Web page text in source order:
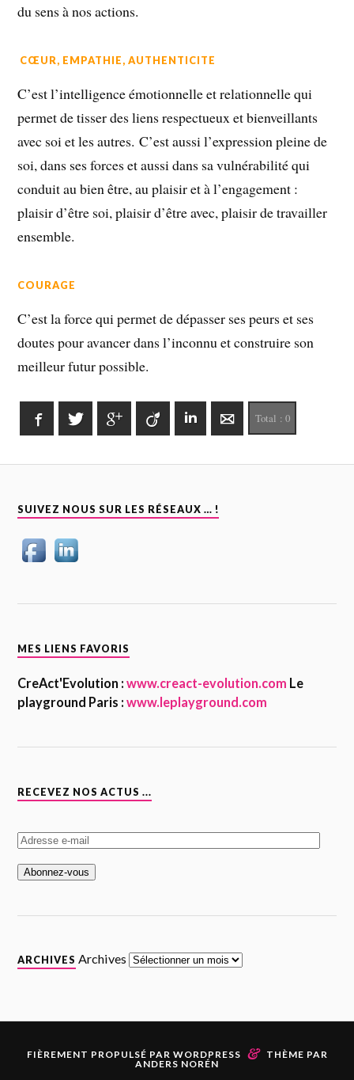
du sens à nos actions.
CŒUR, EMPATHIE, AUTHENTICITE
C’est l’intelligence émotionnelle et relationnelle qui
permet de tisser des liens respectueux et bienveillants
avec soi et les autres. C’est aussi l’expression pleine de
soi, dans ses forces et aussi dans sa vulnérabilité qui
conduit au bien être, au plaisir et à l’engagement :
plaisir d’être soi, plaisir d’être avec, plaisir de travailler
ensemble.
COURAGE
C’est la force qui permet de dépasser ses peurs et ses
doutes pour avancer dans l’inconnu et construire son
meilleur futur possible.
FacebookTwitter Google+ Viadeo LinkedInE-mailTotal : 0
SUIVEZ NOUS SUR LES RÉSEAUX … !
MES LIENS FAVORIS
CreAct'Evolution : www.creact-evolution.com Le
playground Paris : www.leplayground.com
RECEVEZ NOS ACTUS ...
A
d
r
e
a
ARCHIVES Archives
FIÈREMENT PROPULSÉ PAR WORDPRESS &
THÈME PAR
ANDERS NORÉN